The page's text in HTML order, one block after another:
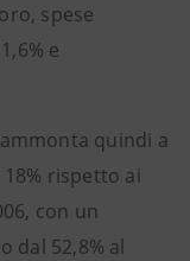
spese
e
quindi a
rispetto ai
con un
dal 52,8% al